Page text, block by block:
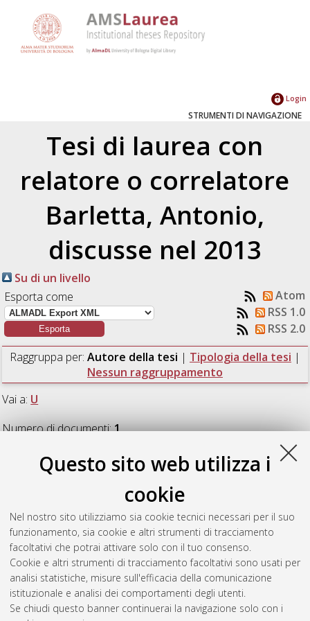
Questo sito web utilizza i
cookie
Nel nostro sito utilizziamo sia cookie tecnici necessari per il suo
funzionamento, sia cookie e altri strumenti di tracciamento
facoltativi che potrai attivare solo con il tuo consenso.
Cookie e altri strumenti di tracciamento facoltativi sono usati per
analisi statistiche, misure sull'efficacia della comunicazione
istituzionale e analisi dei comportamenti degli utenti.
Se chiudi questo banner continuerai la navigazione solo con i
Login
STRUMENTI DI NAVIGAZIONE
Tesi di laurea con
relatore o correlatore
Barletta, Antonio,
discusse nel 2013
Su di un livello
Esporta come
Atom
RSS 1.0
RSS 2.0
Raggruppa per: Autore della tesi | Tipologia della tesi |
Nessun raggruppamento
Vai a: U
Numero di documenti:1.
commercial modules using a module test system.[Laurea
magistrale], Università di Bologna, Corso di Studio in
Ingegneria energetica [LM-DM270]
Questa lista e' stata generata ilMon Aug 10 08:22:05 2026
CEST